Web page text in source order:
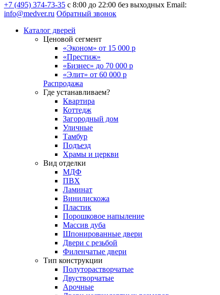
+7 (495) 374-73-35 с 8:00 до 22:00 без выходных Email:
info@medver.ru Обратный звонок
Каталог дверей
Ценовой сегмент
«Эконом» от 15 000 р
«Престиж»
«Бизнес» до 70 000 р
«Элит» от 60 000 р
Распродажа
Где устанавливаем?
Квартира
Коттедж
Загородный дом
Уличные
Тамбур
Подъезд
Храмы и церкви
Вид отделки
МДФ
ПВХ
Ламинат
Винилискожа
Пластик
Порошковое напыление
Массив дуба
Шпонированные двери
Двери с резьбой
Филенчатые двери
Тип конструкции
Полуторастворчатые
Двустворчатые
Арочные